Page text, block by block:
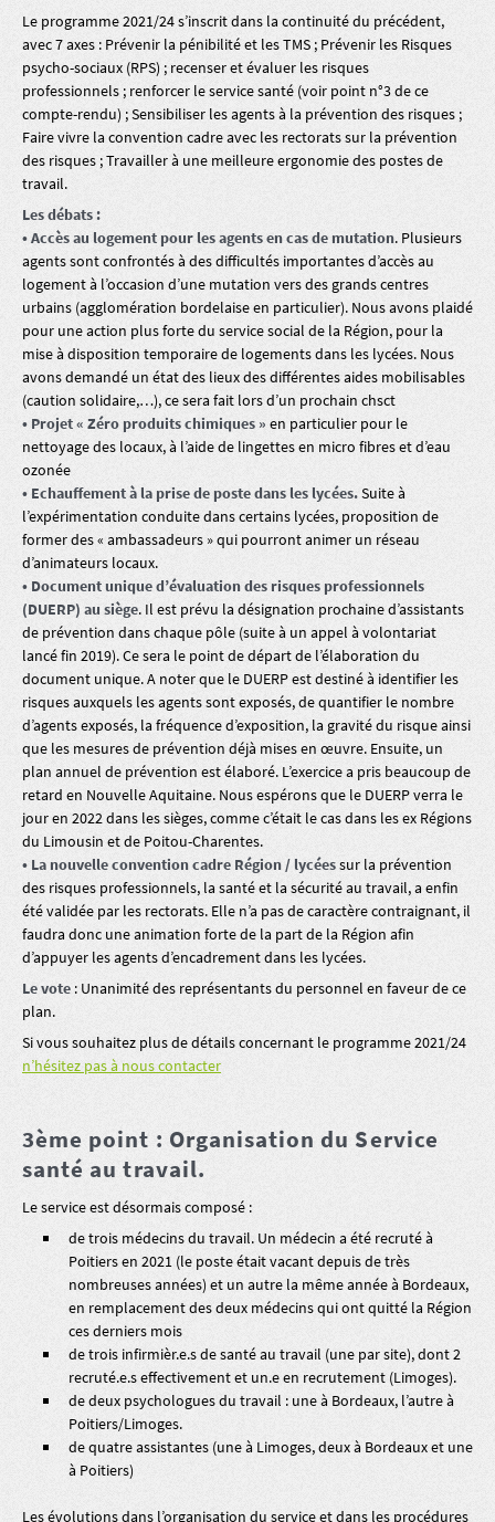
Le programme 2021/24 s’inscrit dans la continuité du précédent,
avec 7 axes : Prévenir la pénibilité et les TMS ; Prévenir les Risques
psycho-sociaux (RPS) ; recenser et évaluer les risques
professionnels ; renforcer le service santé (voir point n°3 de ce
compte-rendu) ; Sensibiliser les agents à la prévention des risques ;
Faire vivre la convention cadre avec les rectorats sur la prévention
des risques ; Travailler à une meilleure ergonomie des postes de
travail.
Les débats :
• Accès au logement pour les agents en cas de mutation. Plusieurs
agents sont confrontés à des difficultés importantes d’accès au
logement à l’occasion d’une mutation vers des grands centres
urbains (agglomération bordelaise en particulier). Nous avons plaidé
pour une action plus forte du service social de la Région, pour la
mise à disposition temporaire de logements dans les lycées. Nous
avons demandé un état des lieux des différentes aides mobilisables
(caution solidaire,…), ce sera fait lors d’un prochain chsct
• Projet « Zéro produits chimiques » en particulier pour le
nettoyage des locaux, à l’aide de lingettes en micro fibres et d’eau
ozonée
• Echauffement à la prise de poste dans les lycées.Suite à
l’expérimentation conduite dans certains lycées, proposition de
former des « ambassadeurs » qui pourront animer un réseau
d’animateurs locaux.
• Document unique d’évaluation des risques professionnels
(DUERP) au siège. Il est prévu la désignation prochaine d’assistants
de prévention dans chaque pôle (suite à un appel à volontariat
lancé fin 2019). Ce sera le point de départ de l’élaboration du
document unique. A noter que le DUERP est destiné à identifier les
risques auxquels les agents sont exposés, de quantifier le nombre
d’agents exposés, la fréquence d’exposition, la gravité du risque ainsi
que les mesures de prévention déjà mises en œuvre. Ensuite, un
plan annuel de prévention est élaboré. L’exercice a pris beaucoup de
retard en Nouvelle Aquitaine. Nous espérons que le DUERP verra le
jour en 2022 dans les sièges, comme c’était le cas dans les ex Régions
du Limousin et de Poitou-Charentes.
• La nouvelle convention cadre Région / lycéessur la prévention
des risques professionnels, la santé et la sécurité au travail, a enfin
été validée par les rectorats. Elle n’a pas de caractère contraignant, il
faudra donc une animation forte de la part de la Région afin
d’appuyer les agents d’encadrement dans les lycées.
Le vote : Unanimité des représentants du personnel en faveur de ce
plan.
Si vous souhaitez plus de détails concernant le programme 2021/24
n’hésitez pas à nous contacter
3ème point : Organisation du Service
santé au travail.
Le service est désormais composé :
de trois médecins du travail. Un médecin a été recruté à
Poitiers en 2021 (le poste était vacant depuis de très
nombreuses années) et un autre la même année à Bordeaux,
en remplacement des deux médecins qui ont quitté la Région
ces derniers mois
de trois infirmièr.e.s de santé au travail (une par site), dont 2
recruté.e.s effectivement et un.e en recrutement (Limoges).
de deux psychologues du travail : une à Bordeaux, l’autre à
Poitiers/Limoges.
de quatre assistantes (une à Limoges, deux à Bordeaux et une
à Poitiers)
Les évolutions dans l’organisation du service et dans les procédures